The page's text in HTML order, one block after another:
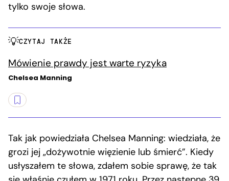
tylko swoje słowa.
CZYTAJ TAKŻE
Mówienie prawdy jest warte ryzyka
Chelsea Manning
Tak jak powiedziała Chelsea Manning: wiedziała, że
grozi jej „dożywotnie więzienie lub śmierć”. Kiedy
usłyszałem te słowa, zdałem sobie sprawę, że tak